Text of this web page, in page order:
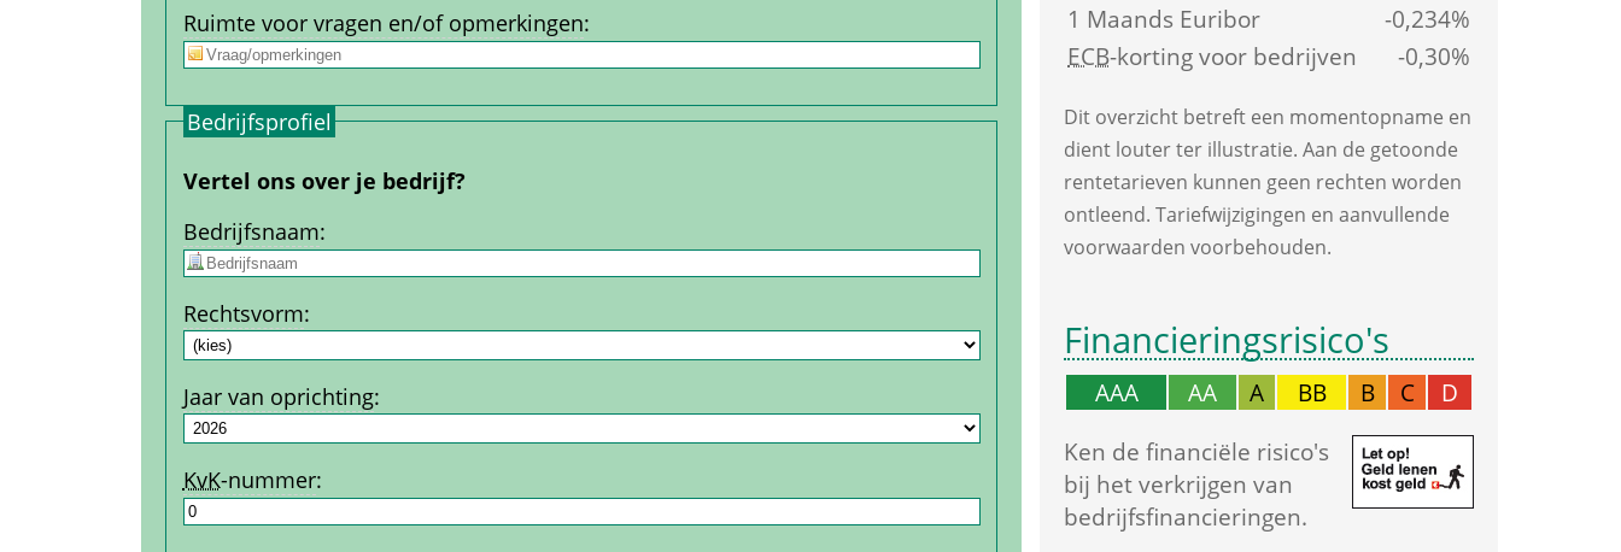
Ruimte voor vragen en/of opmerkingen:
Bedrijfs­profiel
Vertel ons over je bedrijf?
Bedrijfs­naam:
Rechtsvorm:
Jaar van oprichting:
KvK-nummer:
1 Maands Euribor
-0,234%
ECB-korting voor bedrijven -0,30%
Dit overzicht betreft een moment­opname en
dient louter ter illustratie. Aan de getoonde
rente­tarieven kunnen geen rechten worden
ontleend. Tarief­wijzigingen en aanvullende
voorwaarden voorbehouden.
Financierings­risico's
AAA AA A BB B C
D
Ken de financiële risico's
bij het verkrijgen van
bedrijfs­financieringen.